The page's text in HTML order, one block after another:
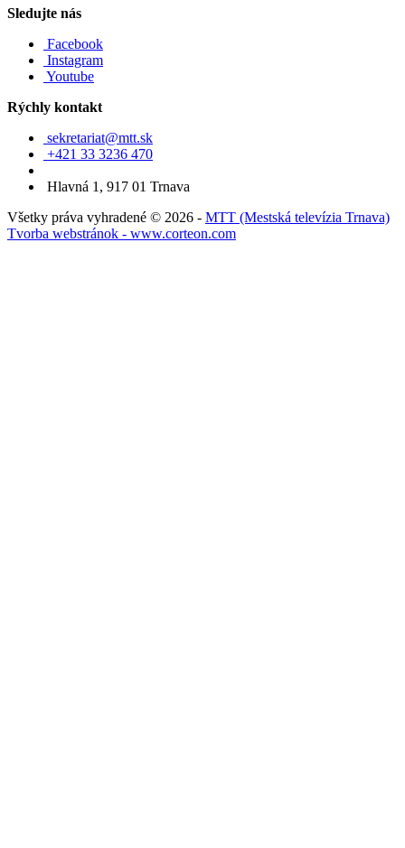
Sledujte nás
Facebook
Instagram
Youtube
Rýchly kontakt
sekretariat@mtt.sk
+421 33 3236 470
Hlavná 1, 917 01 Trnava
Všetky práva vyhradené © 2026 - MTT (Mestská televízia Trnava)
Tvorba webstránok - www.corteon.com